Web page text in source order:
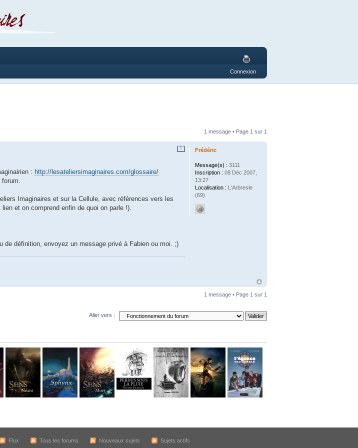
Connexion
1 message • Page 1 sur 1
: http://lesateliersimaginaires.com/glossaire/
Imaginaires et sur la Cellule, avec références vers les
et on comprend enfin de quoi on parle !).
de définition, envoyez un message privé à Fabien ou moi. ;)
Frédéric
Message(s) : 3111
Inscription : 08 Déc 2007,
13:27
Localisation : L'Arbresle
(69)
1 message • Page 1 sur 1
Aller vers :
Flux Tous les forums Nouveaux sujets Sujets actifs